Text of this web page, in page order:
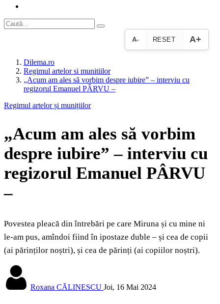
A- RESET A+
Dilema.ro
Regimul artelor si munitiilor
„Acum am ales să vorbim despre iubire” – interviu cu
regizorul Emanuel PÂRVU –
Regimul artelor și munițiilor
„Acum am ales să vorbim
despre iubire” – interviu cu
regizorul Emanuel PÂRVU
–
Povestea pleacă din întrebări pe care Miruna și cu mine ni
le-am pus, amîndoi fiind în ipostaze duble – și cea de copii
(ai părinților noștri), și cea de părinți (ai copiilor noștri).
Roxana CĂLINESCU Joi, 16 Mai 2024